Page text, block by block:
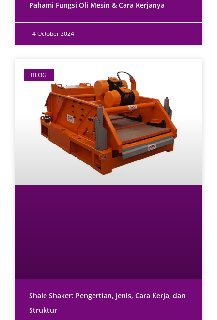
Pahami Fungsi Oli Mesin & Cara Kerjanya
14 October 2024
BLOG
Shale Shaker: Pengertian, Jenis, Cara Kerja, dan
Struktur